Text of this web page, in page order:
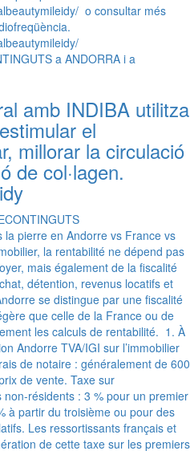
a ANDORRA i a
amb INDIBA utilitza
el
millorar la circulació
de col·lagen.